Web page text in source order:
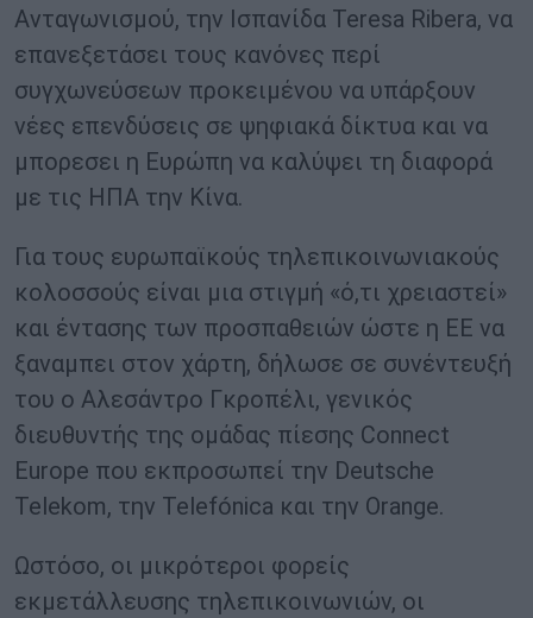
Ανταγωνισμού, την Ισπανίδα Teresa Ribera, να
επανεξετάσει τους κανόνες περί
συγχωνεύσεων προκειμένου να υπάρξουν
νέες επενδύσεις σε ψηφιακά δίκτυα και να
μπορεσει η Ευρώπη να καλύψει τη διαφορά
με τις ΗΠΑ την Κίνα.
Για τους ευρωπαϊκούς τηλεπικοινωνιακούς
κολοσσούς είναι μια στιγμή «ό,τι χρειαστεί»
και έντασης των προσπαθειών ώστε η ΕΕ να
ξαναμπει στον χάρτη, δήλωσε σε συνέντευξή
του ο Αλεσάντρο Γκροπέλι, γενικός
διευθυντής της ομάδας πίεσης Connect
Europe που εκπροσωπεί την Deutsche
Telekom, την Telefónica και την Orange.
Ωστόσο, οι μικρότεροι φορείς
εκμετάλλευσης τηλεπικοινωνιών, οι